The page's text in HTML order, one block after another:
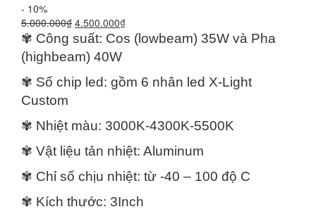
- 10%
5.000.000₫ Giá
gốc
5.000.000₫.
4.500.000₫Giá
hiện
4.500.000₫.
✾ Công suất: Cos (lowbeam) 35W và Pha
(highbeam) 40W
✾ Số chip led: gồm 6 nhân led X-Light
Custom
✾ Nhiệt màu: 3000K-4300K-5500K
✾ Vật liệu tản nhiệt: Aluminum
✾ Chỉ số chịu nhiệt: từ -40 – 100 độ C
✾ Kích thước: 3Inch